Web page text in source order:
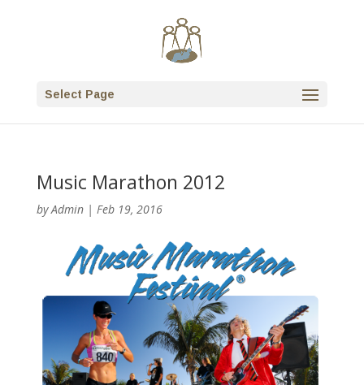
Select Page
Music Marathon 2012
byAdmin| Feb 19, 2016